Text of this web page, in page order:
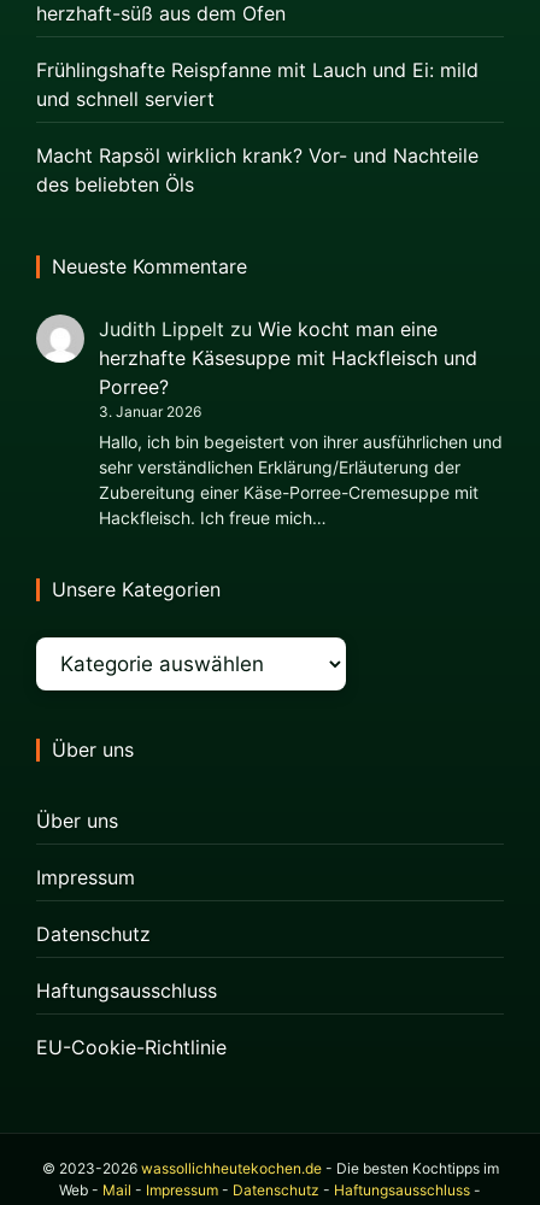
herzhaft-süß aus dem Ofen
Frühlingshafte Reispfanne mit Lauch und Ei: mild
und schnell serviert
Macht Rapsöl wirklich krank? Vor- und Nachteile
des beliebten Öls
Neueste Kommentare
Judith Lippelt zu Wie kocht man eine
herzhafte Käsesuppe mit Hackfleisch und
Porree?
3. Januar 2026
Hallo, ich bin begeistert von ihrer ausführlichen und
sehr verständlichen Erklärung/Erläuterung der
Zubereitung einer Käse-Porree-Cremesuppe mit
Hackfleisch. Ich freue mich…
Unsere Kategorien
Kategorien
Über uns
Über uns
Impressum
Datenschutz
Haftungsausschluss
EU-Cookie-Richtlinie
© 2023-2026 wassollichheutekochen.de- Die besten Kochtipps im
Web - Mail - Impressum - Datenschutz - Haftungsausschluss -